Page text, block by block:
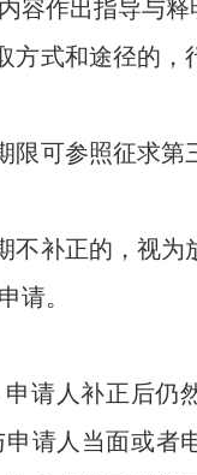
容作出指导与释
方式和途径的，
限可参照征求第
不补正的，视为
请。
请人补正后仍
请人当面或者